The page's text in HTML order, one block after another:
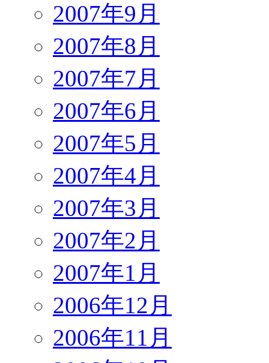
2007年9月
2007年8月
2007年7月
2007年6月
2007年5月
2007年4月
2007年3月
2007年2月
2007年1月
2006年12月
2006年11月